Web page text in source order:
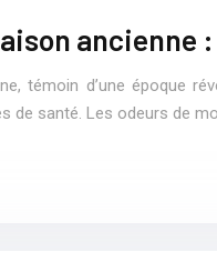
témoin d’une époque
de santé. Les odeurs de